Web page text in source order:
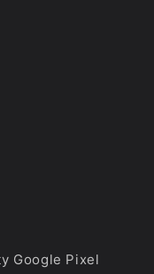
Google Pixel